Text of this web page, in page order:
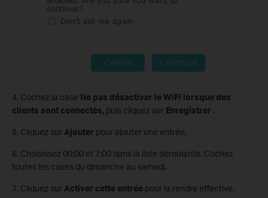
4. Cochez la case Ne pas désactiver le WiFi lorsque des
clients sont connectés, puis cliquez sur Enregistrer .
5. Cliquez sur Ajouter pour ajouter une entrée.
6. Choisissez 00:00 et 7:00 dans la liste déroulante. Cochez
toutes les cases du dimanche au samedi.
7. Cliquez sur Activer cette entrée pour la rendre effective.